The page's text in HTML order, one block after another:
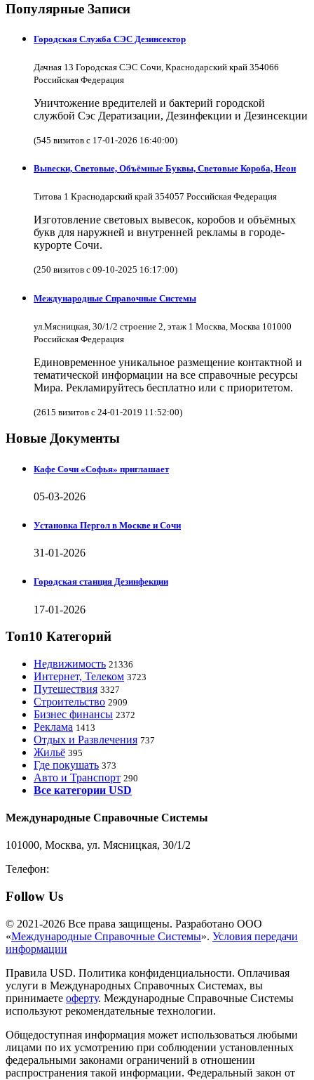
Популярные Записи
Городская Служба СЭС Дезинсектор
Дачная 13 Городская СЭС Сочи, Краснодарский край 354066
Российская Федерация
Уничтожение вредителей и бактерий городской
службой Сэс Дератизации, Дезинфекции и Дезинсекции
(545 визитов с 17-01-2026 16:40:00)
Вывески, Световые, Объёмные Буквы, Световые Короба, Неон
Титова 1 Краснодарский край 354057 Российская Федерация
Изготовление световых вывесок, коробов и объёмных
букв для наружней и внутренней рекламы в городе-
курорте Сочи.
(250 визитов с 09-10-2025 16:17:00)
Международные Справочные Системы
ул.Мясницкая, 30/1/2 строение 2, этаж 1 Москва, Москва 101000
Российская Федерация
Единовременное уникальное размещение контактной и
тематической информации на все справочные ресурсы
Мира. Рекламируйтесь бесплатно или с приоритетом.
(2615 визитов с 24-01-2019 11:52:00)
Новые Документы
Кафе Сочи «Софья» приглашает
05-03-2026
Установка Пергол в Москве и Сочи
31-01-2026
Городская станция Дезинфекции
17-01-2026
Топ10 Категорий
Недвижимость 21336
Интернет, Телеком 3723
Путешествия 3327
Строительство 2909
Бизнес финансы 2372
Реклама 1413
Отдых и Развлечения 737
Жильё 395
Где покушать 373
Авто и Транспорт 290
Все категории USD
Международные Справочные Системы
101000, Москва, ул. Мясницкая, 30/1/2
Телефон:
Follow Us
© 2021-2026 Все права защищены. Разработано ООО
«Международные Справочные Системы». Условия передачи
информации
Правила USD. Политика конфиденциальности. Оплачивая
услуги в Международных Справочных Системах, вы
принимаете оферту. Международные Справочные Системы
используют рекомендательные технологии.
Общедоступная информация может использоваться любыми
лицами по их усмотрению при соблюдении установленных
федеральными законами ограничений в отношении
распространения такой информации. Федеральный закон от